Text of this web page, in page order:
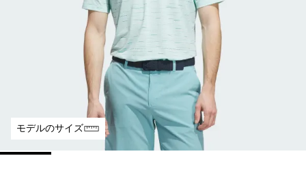
モデルのサイズ